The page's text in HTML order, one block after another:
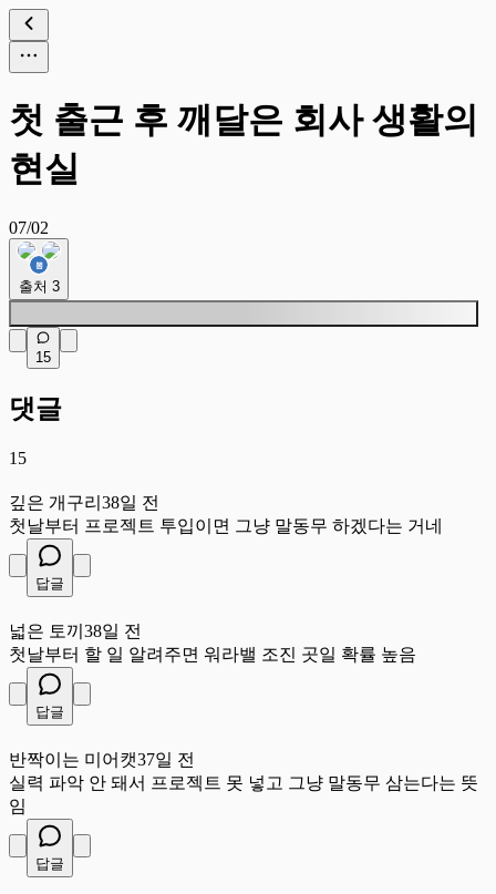
첫 출근 후 깨달은 회사 생활의
현실
07/02
출처 3
15
댓글
15
깊은 개구리 38일 전
첫날부터 프로젝트 투입이면 그냥 말동무 하겠다는 거네
답글
넓은 토끼 38일 전
첫날부터 할 일 알려주면 워라밸 조진 곳일 확률 높음
답글
반짝이는 미어캣37일 전
실력 파악 안 돼서 프로젝트 못 넣고 그냥 말동무 삼는다는 뜻
임
답글